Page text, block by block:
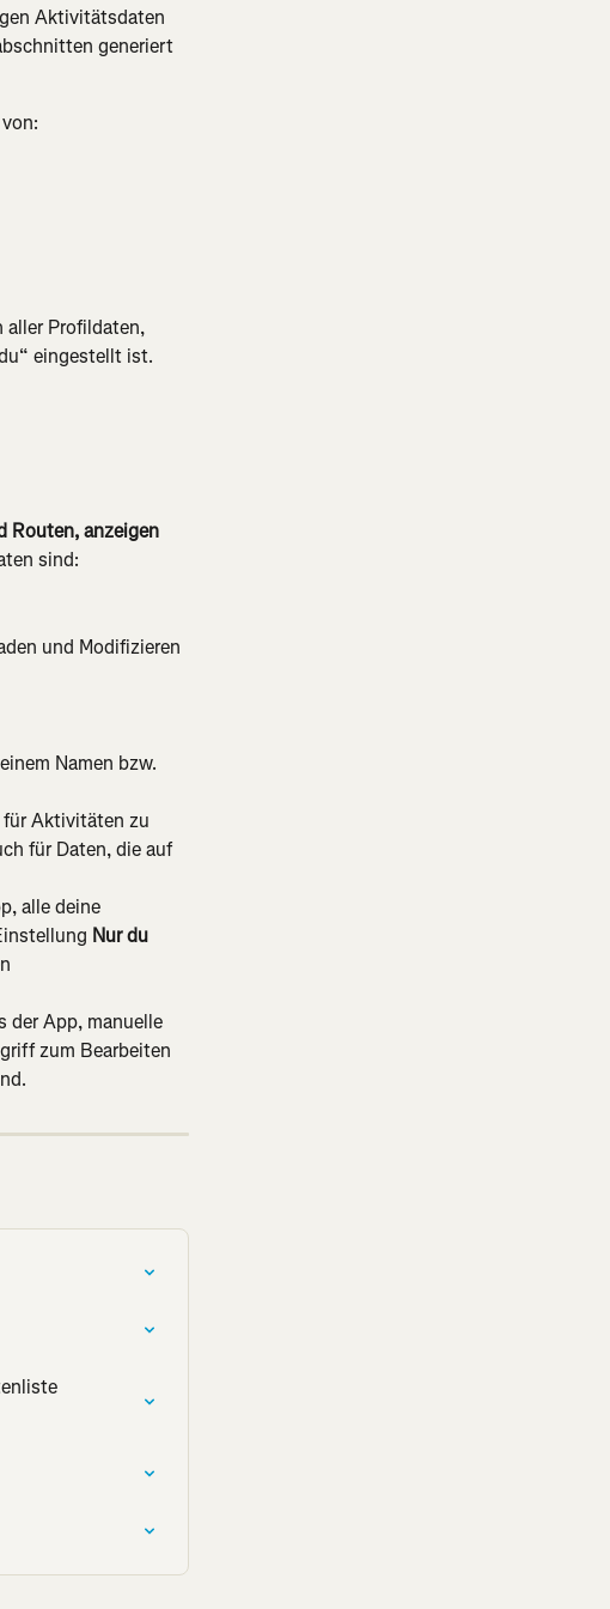
Aktivitätsdaten
generiert
aller Profildaten,
eingestellt ist.
Routen, anzeigen
sind:
und Modifizieren
Namen bzw.
Aktivitäten zu
für Daten, die auf
alle deine
Nur du
der App, manuelle
zum Bearbeiten